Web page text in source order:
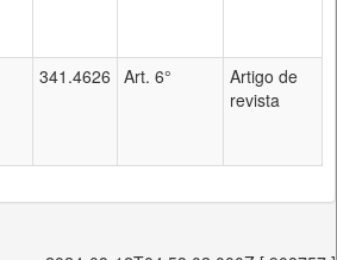
341.4626 Art. 6°
Artigo de
revista